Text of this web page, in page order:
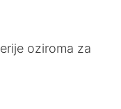
oziroma za